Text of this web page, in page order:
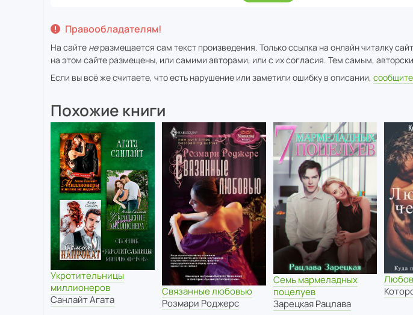
Правообладателям!
На сайте неразмещается сам текст произведения. Только ссылка на онлайн читалку
на этом сайте размещены, или самими авторами, или с их согласия. Тем самым,
Если вы всё же считаете, что есть нарушение или заметили ошибку в описании,
Похожие книги
Укротительницы
миллионеров
Санлайт Агата
Связанные любовью
Розмари Роджерс
Семь мармеладных
поцелуев
Зарецкая Рацлава